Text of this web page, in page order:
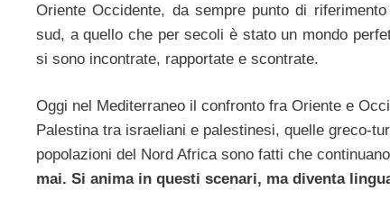
Oriente Occidente, da sempre punto di
sud, a quello che per secoli è stato un mondo
si sono incontrate, rapportate e scontrate.
Oggi nel Mediterraneo il confronto fra Oriente e
Palestina tra israeliani e palestinesi, quelle greco-
popolazioni del Nord Africa sono fatti che
mai. Si anima in questi scenari, ma diventa